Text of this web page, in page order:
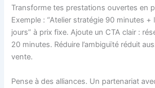
Transforme tes prestations ouvertes en
Exemple : “Atelier stratégie 90 minutes
jours” à prix fixe. Ajoute un CTA clair :
20 minutes. Réduire l’ambiguïté réduit
vente.
Pense à des alliances. Un partenariat